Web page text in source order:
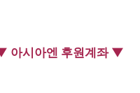
아시아엔 후원계좌 ▼